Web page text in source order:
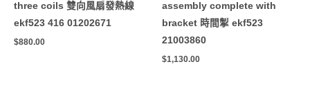
three coils 雙向風扇發熱線
ekf523 416 01202671
$880.00
assembly complete with
bracket 時間掣 ekf523
21003860
$1,130.00